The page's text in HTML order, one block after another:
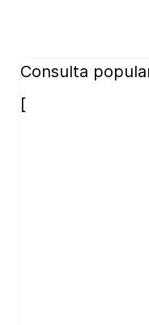
Consulta
[